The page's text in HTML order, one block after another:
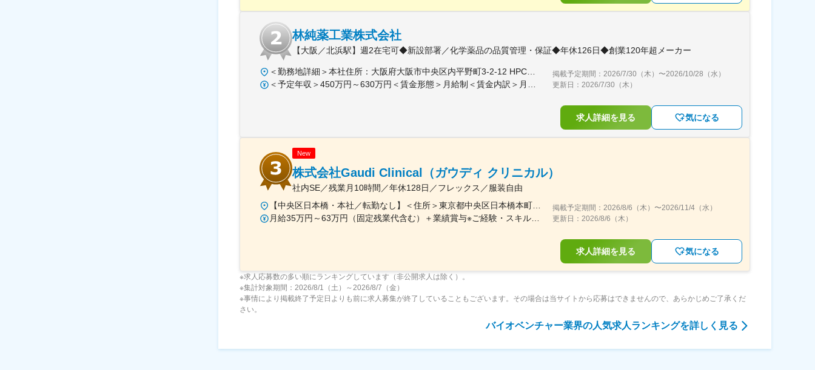
林純薬工業株式会社
【大阪／北浜駅】週2在宅可◆新設部署／化学薬品の品質管理・保証◆年休126日◆創業120年超メーカー
＜勤務地詳細＞本社住所：大阪府大阪市中央区内平野町3-2-12 HPCビル勤務地最寄駅：Osaka Metro堺筋線／北浜駅受動喫煙対策：屋内全面禁煙変更の範囲：会社の定める事業所
＜予定年収＞450万円～630万円＜賃金形態＞月給制＜賃金内訳＞月額（基本給）：263,000円～371,000円＜月給＞263,000円～371,000円＜昇給有無＞有＜残業手当＞有＜給与補足＞■年収補足：・賞与実績／年2回、昨年度実績5ヵ月分・最終面接にて等級を決定。管理監督者の場合は残業手当なし。賃金はあくまでも目安の金額であり、選考を通じて上下する可能性があります。月給(月額)は固定手当を含めた表記です。
掲載予定期間： 2026/7/30（木） 〜2026/10/28（水）
更新日： 2026/7/30（木）
求人詳細を見る 気になる
New
株式会社Gaudi Clinical（ガウディ クリニカル）
社内SE／残業月10時間／年休128日／フレックス／服装自由
【中央区日本橋・本社／転勤なし】＜住所＞東京都中央区日本橋本町4-8-15 ネオカワイビル10F＜アクセス＞・JR「新日本橋駅」から徒歩1分、「神田駅」から徒歩8分・東京メトロ「三越前駅」から徒歩5分、「小伝馬町駅」から徒歩5分※受動喫煙対策あり（屋内全面禁煙）
月給35万円～63万円（固定残業代含む）＋業績賞与※ご経験・スキルを考慮の上決定いたします※固定残業代は、時間外労働の有無にかかわらず月35時間分を、月8万3400円～15万円支給。（35時間を超える時間外労働分は追加で支給）
掲載予定期間： 2026/8/6（木） 〜2026/11/4（水）
更新日： 2026/8/6（木）
求人詳細を見る 気になる
※求人応募数の多い順にランキングしています（非公開求人は除く）。
※集計対象期間：2026/8/1（土）～2026/8/7（金）
※事情により掲載終了予定日よりも前に求人募集が終了していることもございます。その場合は当サイトから応募はできませんので、あらかじめご了承くだ
さい。
バイオベンチャー業界の人気求人ランキングを詳しく見る